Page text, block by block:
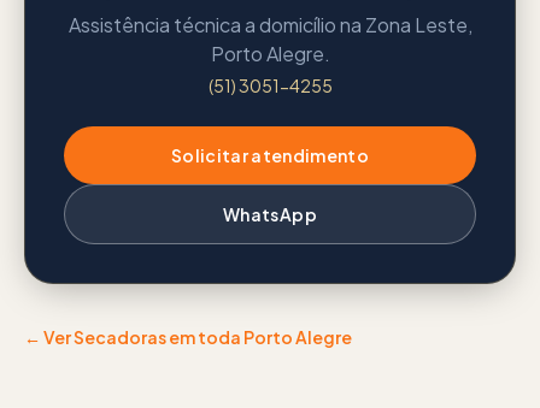
Assistência técnica a domicílio na Zona Leste,
Porto Alegre.
(51) 3051-4255
Solicitar atendimento
WhatsApp
← VerSecadorasem toda Porto Alegre